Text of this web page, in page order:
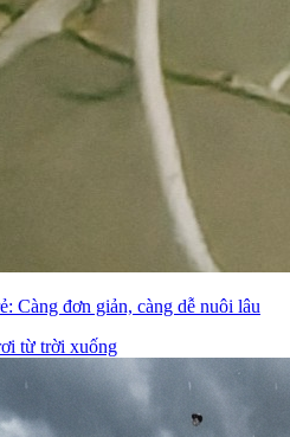
Càng đơn giản, càng dễ nuôi lâu
từ trời xuống